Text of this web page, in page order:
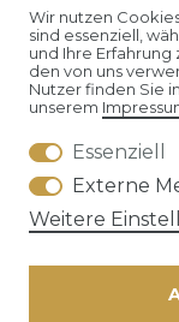
AGB
Wir nutzen
sind essenziell,
und Ihre
den von uns
Nutzer finden Sie
unserem
Essenziell
Externe
Weitere